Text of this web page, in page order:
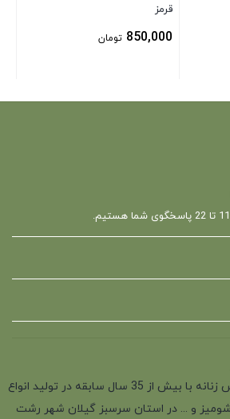
قرمز
850,000 تومان
فروشگاه سیاکُر فروش لباس زنانه با بیش از 35 سال سابقه در تولید انواع
و ... در استان سرسبز گیلان شهر رشت